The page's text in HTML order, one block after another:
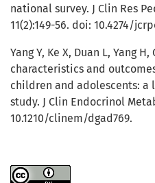
national survey. J Clin Res
11(2):149-56. doi: 10.4274/
Yang Y, Ke X, Duan L, Yang
characteristics and
children and adolescents:
study. J Clin Endocrinol
10.1210/clinem/dgad769.